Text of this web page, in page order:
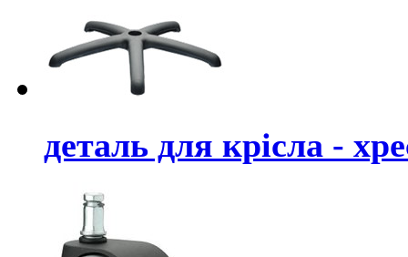
деталь для крісла -